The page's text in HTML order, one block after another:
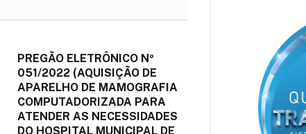
PREGÃO ELETRÔNICO Nº
051/2022 (AQUISIÇÃO DE
APARELHO DE MAMOGRAFIA
COMPUTADORIZADA PARA
ATENDER AS NECESSIDADES
DO HOSPITAL MUNICIPAL DE